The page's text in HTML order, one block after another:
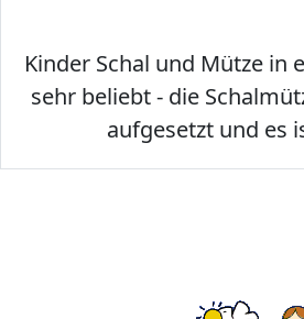
Kinder Schal und Mütze in
sehr beliebt - die
aufgesetzt und es